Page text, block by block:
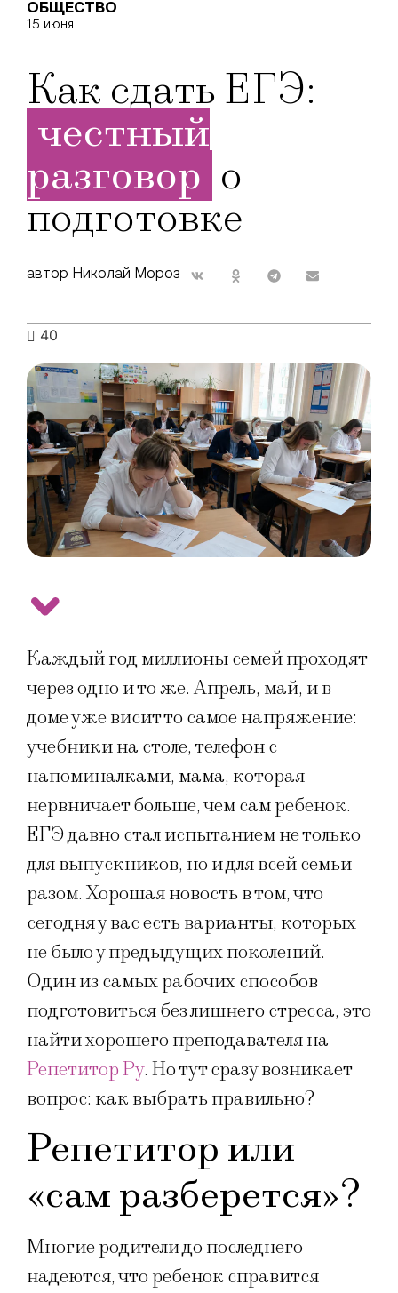
ОБЩЕСТВО
15 июня
Как сдать ЕГЭ:
честный
разговор о
подготовке
автор Николай Мороз
40
Каждый год миллионы семей проходят
через одно и то же. Апрель, май, и в
доме уже висит то самое напряжение:
учебники на столе, телефон с
напоминалками, мама, которая
нервничает больше, чем сам ребенок.
ЕГЭ давно стал испытанием не только
для выпускников, но и для всей семьи
разом. Хорошая новость в том, что
сегодня у вас есть варианты, которых
не было у предыдущих поколений.
Один из самых рабочих способов
подготовиться без лишнего стресса, это
найти хорошего преподавателя на
Репетитор Ру. Но тут сразу возникает
вопрос: как выбрать правильно?
Репетитор или
«сам разберется»?
Многие родители до последнего
надеются, что ребенок справится